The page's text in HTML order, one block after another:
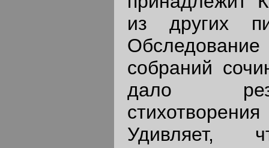
из других
собраний
дало
Удивляет,